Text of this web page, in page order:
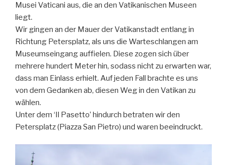
Musei Vaticani aus, die an den Vatikanischen Museen
liegt.
Wir gingen an der Mauer der Vatikanstadt entlang in
Richtung Petersplatz, als uns die Warteschlangen am
Museumseingang auffielen. Diese zogen sich über
mehrere hundert Meter hin, sodass nicht zu erwarten war,
dass man Einlass erhielt. Auf jeden Fall brachte es uns
von dem Gedanken ab, diesen Weg in den Vatikan zu
wählen.
Unter dem ‘Il Pasetto’ hindurch betraten wir den
Petersplatz (Piazza San Pietro) und waren beeindruckt.